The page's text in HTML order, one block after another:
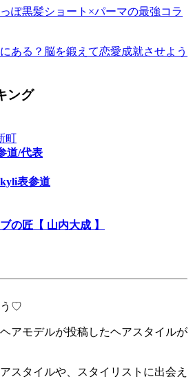
ぽ黒髪ショート×パーマの最強コラ
ある？脳を鍛えて恋愛成就させよう
ング
町
道/代表
表参道
の匠【 山内大成 】
う♡
アモデルが投稿したヘアスタイルが
スタイルや、スタイリストに出会え